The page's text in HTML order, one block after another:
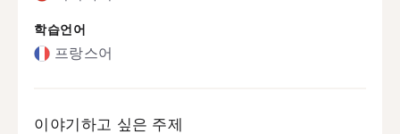
학습언어
프랑스어
이야기하고 싶은 주제